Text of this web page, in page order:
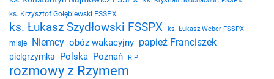
ks. Krzysztof Gołębiewski FSSPX
ks. Łukasz Szydłowski FSSPX ks. Łukasz Weber FSSPX
misje Niemcy obóz wakacyjny papież Franciszek
pielgrzymka Polska Poznań RIP
rozmowy z Rzymem